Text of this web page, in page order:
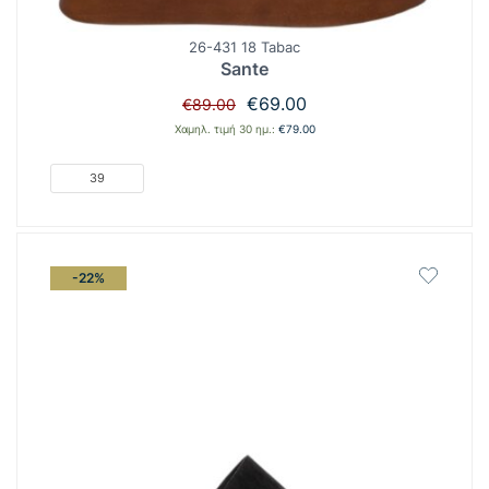
26-431 18 Tabac
Sante
€89.00 Original
price
€69.00
τρέχουσα
Χαμηλ. τιμή 30 ημ.: €79.00
39
-22%